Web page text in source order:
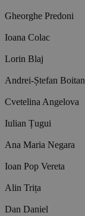
Gheorghe Predoni
Ioana Colac
Lorin Blaj
Andrei-Ștefan Boitan
Cvetelina Angelova
Iulian Țugui
Ana Maria Negara
Ioan Pop Vereta
Alin Trița
Dan Daniel